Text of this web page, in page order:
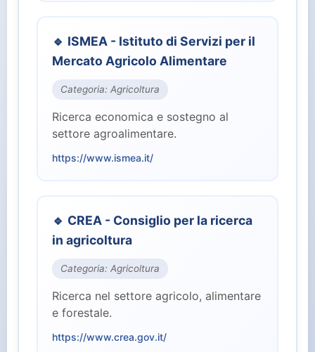
⚖️ Giustizia (2)
🏭 Industria e Lavoro (8)
🏛️ Istituzioni Centrali (10)
🎓 Istruzione e Ricerca (7)
🏥 Salute (4)
🔹 ISMEA - Istituto di Servizi per il
Mercato Agricolo Alimentare
Categoria: Agricoltura
Ricerca economica e sostegno al
settore agroalimentare.
https://www.ismea.it/
🔹 CREA - Consiglio per la ricerca
in agricoltura
Categoria: Agricoltura
Ricerca nel settore agricolo, alimentare
e forestale.
https://www.crea.gov.it/